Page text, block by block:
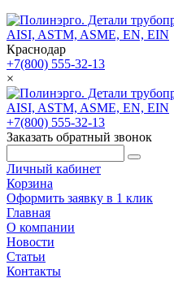
Краснодар
+7(800) 555-32-13
×
+7(800) 555-32-13
Заказать обратный звонок
Личный кабинет
Корзина
Оформить заявку в 1 клик
Главная
О компании
Новости
Статьи
Контакты